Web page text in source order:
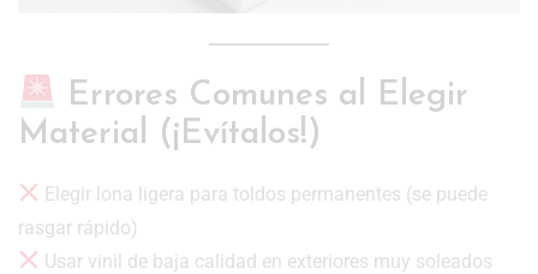
Errores Comunes al Elegir
Material (¡Evítalos!)
Elegir lona ligera para toldos permanentes (se puede
rasgar rápido)
Usar vinil de baja calidad en exteriores muy soleados